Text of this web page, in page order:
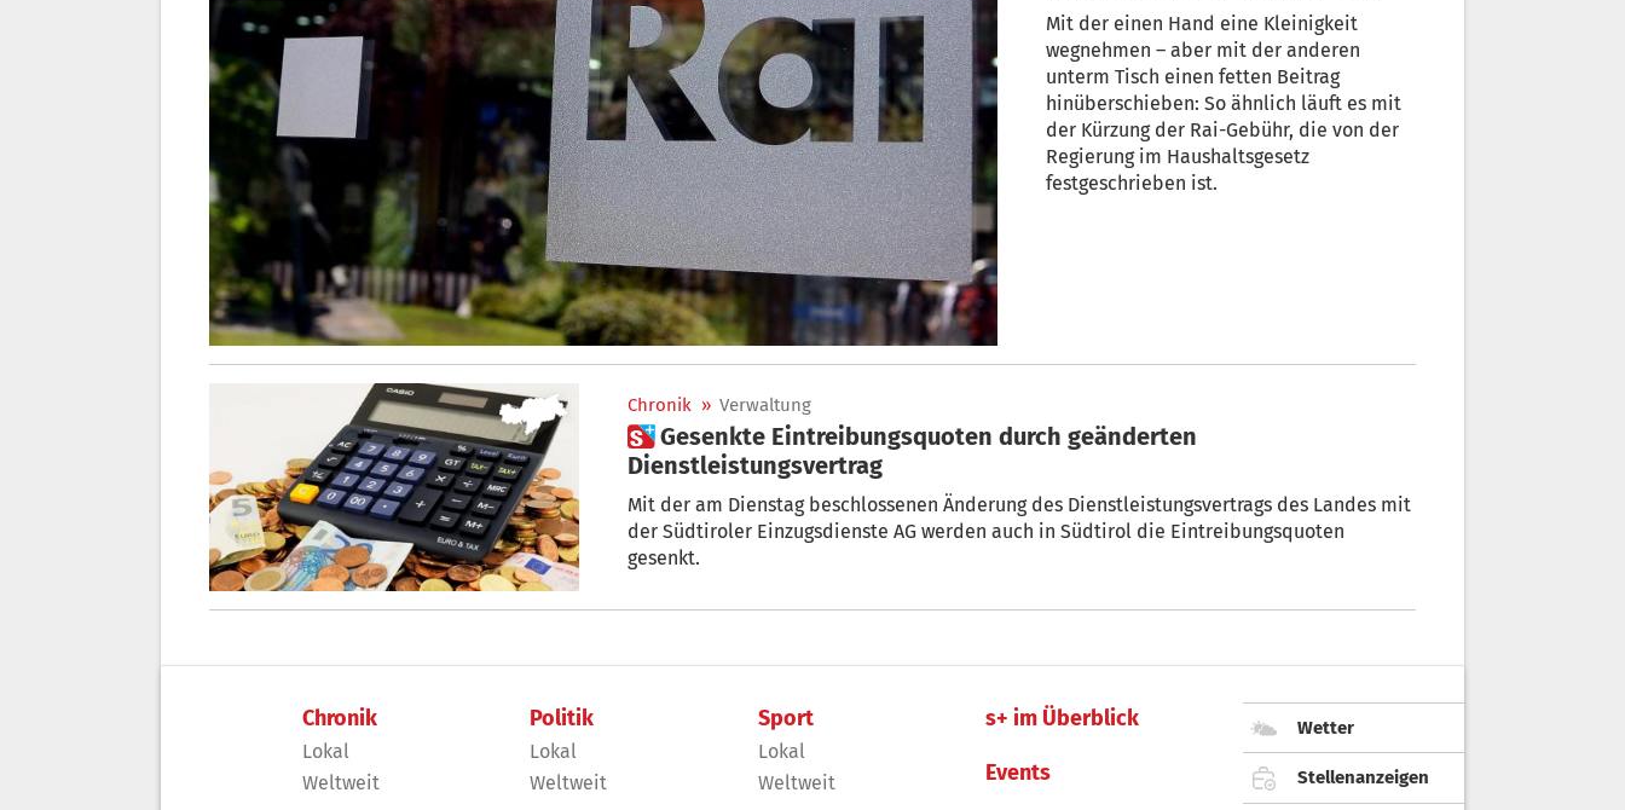
Mit der einen Hand eine Kleinigkeit
wegnehmen – aber mit der anderen
unterm Tisch einen fetten Beitrag
hinüberschieben: So ähnlich läuft es mit
der Kürzung der Rai-Gebühr, die von der
Regierung im Haushaltsgesetz
festgeschrieben ist.
Chronik » Verwaltung
 Gesenkte Eintreibungsquoten durch geänderten
Dienstleistungsvertrag
Mit der am Dienstag beschlossenen Änderung des Dienstleistungsvertrags des Landes mit
der Südtiroler Einzugsdienste AG werden auch in Südtirol die Eintreibungsquoten
gesenkt.
Chronik
Lokal
Weltweit
Politik
Lokal
Weltweit
Sport
Lokal
Weltweit
s+ im Überblick
Events
Wetter
Stellenanzeigen